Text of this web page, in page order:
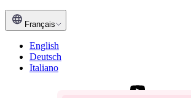
Français
English
Deutsch
Italiano